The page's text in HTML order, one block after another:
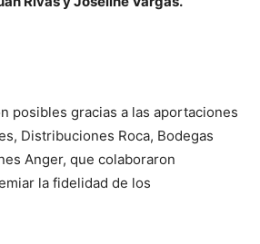
posibles gracias a las aportaciones
Distribuciones Roca, Bodegas
Anger, que colaboraron
la fidelidad de los